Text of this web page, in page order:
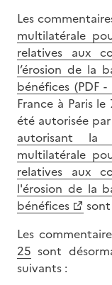
Les
multilatérale
relatives aux
l’érosion de la
bénéfices (PDF
France à Paris
été autorisée
autorisant la
multilatérale
relatives aux
l'érosion de la
bénéfices
Les
25 sont
suivants :